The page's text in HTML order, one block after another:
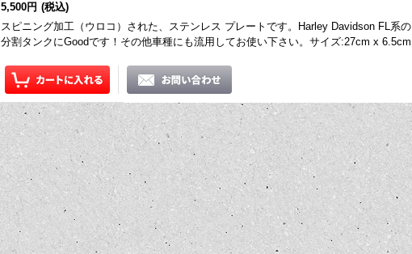
5,500円 (税込)
スピニング加工（ウロコ）された、ステンレス プレートです。Harley Davidson FL系の
分割タンクにGoodです！その他車種にも流用してお使い下さい。サイズ:27cm x 6.5cm